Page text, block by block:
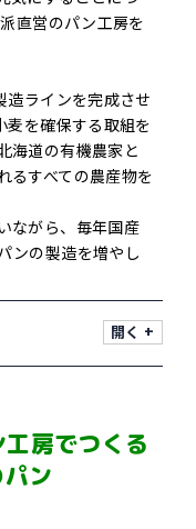
直営のパン工房を
造ラインを完成させ
麦を確保する取組を
海道の有機農家と
るすべての農産物を
ながら、毎年国産
ンの製造を増やし
房でつくる
ン